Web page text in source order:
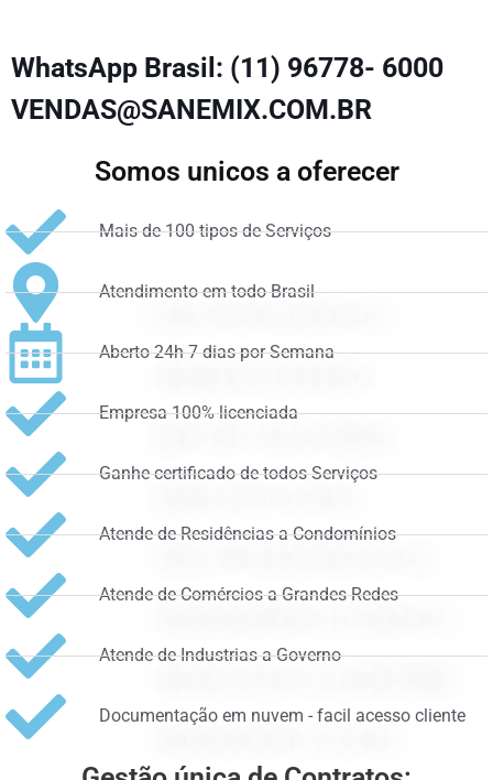
WhatsApp Brasil: (11) 96778- 6000
VENDAS@SANEMIX.COM.BR
Somos unicos a oferecer
Mais de 100 tipos de Serviços
Atendimento em todo Brasil
Aberto 24h 7 dias por Semana
Empresa 100% licenciada
Ganhe certificado de todos Serviços
Atende de Residências a Condomínios
Atende de Comércios a Grandes Redes
Atende de Industrias a Governo
Documentação em nuvem - facil acesso cliente